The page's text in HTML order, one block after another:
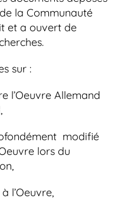
la Communauté
et a ouvert de
sur :
l’Oeuvre Allemand
modifié
lors du
l’Oeuvre,